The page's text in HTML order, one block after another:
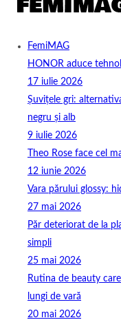
FemiMAG
HONOR aduce
17 iulie 2026
Șuvițele gri:
negru și alb
9 iulie 2026
Theo Rose face cel
12 iunie 2026
Vara părului glossy:
27 mai 2026
Păr deteriorat de la
simpli
25 mai 2026
Rutina de beauty
lungi de vară
20 mai 2026